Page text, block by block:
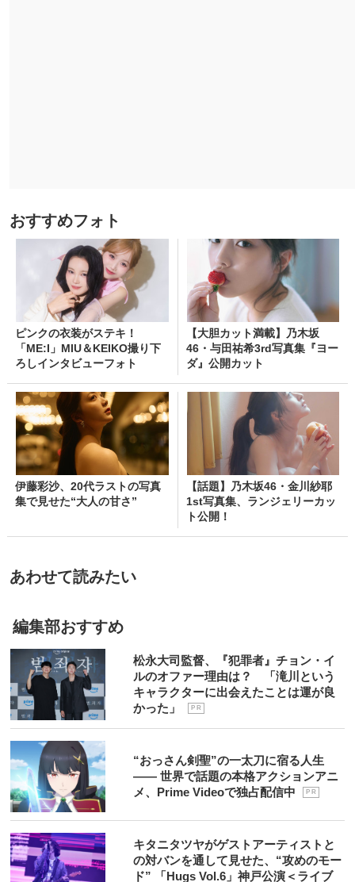
おすすめフォト
ピンクの衣装がステキ！
「ME:I」MIU＆KEIKO撮り下
ろしインタビューフォト
【大胆カット満載】乃木坂
46・与田祐希3rd写真集『ヨー
ダ』公開カット
伊藤彩沙、20代ラストの写真
集で見せた“大人の甘さ”
【話題】乃木坂46・金川紗耶
1st写真集、ランジェリーカッ
ト公開！
あわせて読みたい
編集部おすすめ
松永大司監督、『犯罪者』チョン・イ
ルのオファー理由は？ 「滝川という
キャラクターに出会えたことは運が良
かった」
P R
“おっさん剣聖”の一太刀に宿る人生
―― 世界で話題の本格アクションアニ
メ、Prime Videoで独占配信中
P R
キタニタツヤがゲストアーティストと
の対バンを通して見せた、“攻めのモー
ド” 「Hugs Vol.6」神戸公演＜ライブ